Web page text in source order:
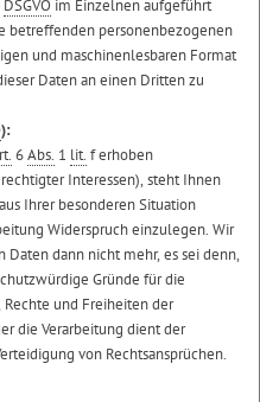
DSGVO im Einzelnen aufgeführt
betreffenden personenbezogenen
und maschinenlesbaren Format
Daten an einen Dritten zu
):
6Abs. 1 lit. f erhoben
Interessen), steht Ihnen
Ihrer besonderen Situation
Widerspruch einzulegen. Wir
dann nicht mehr, es sei denn,
Gründe für die
und Freiheiten der
die Verarbeitung dient der
von Rechtsansprüchen.